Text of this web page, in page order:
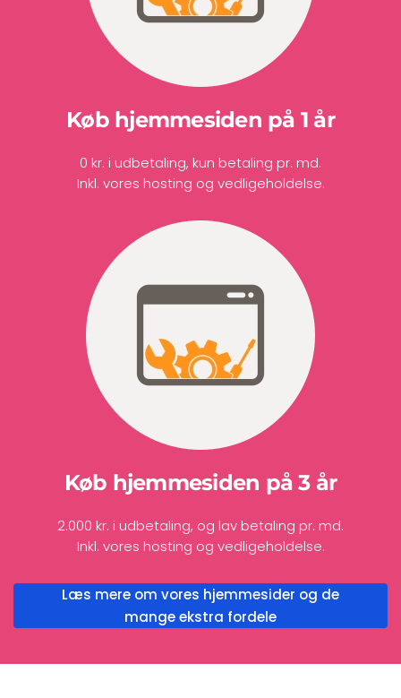
Køb hjemmesiden på 1 år
0 kr. i udbetaling, kun betaling pr. md.
Inkl. vores hosting og vedligeholdelse.
Køb hjemmesiden på 3 år
2.000 kr. i udbetaling, og lav betaling pr. md.
Inkl. vores hosting og vedligeholdelse.
Læs mere om vores hjemmesider og de
mange ekstra fordele